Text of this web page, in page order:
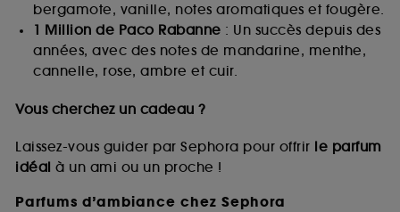
bergamote, vanille, notes aromatiques et fougère.
1 Million de Paco Rabanne : Un succès depuis des
années, avec des notes de mandarine, menthe,
cannelle, rose, ambre et cuir.
Vous cherchez un cadeau ?
Laissez-vous guider par Sephora pour offrir le parfum
idéal à un ami ou un proche !
Parfums d’ambiance chez Sephora